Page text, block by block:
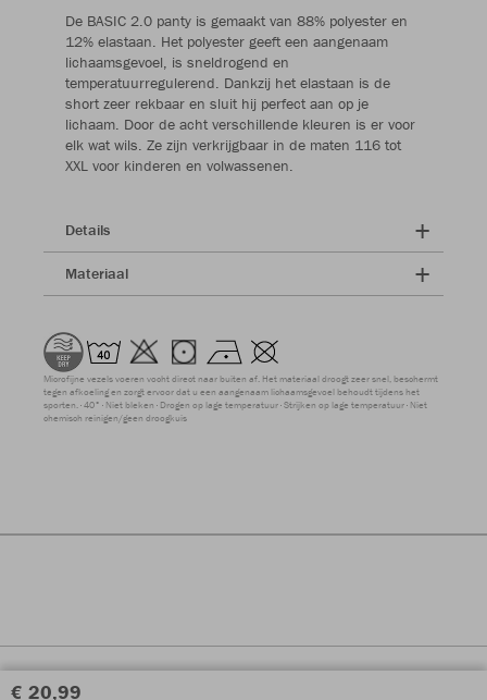
€ 20,99
De BASIC 2.0 panty is gemaakt van 88% polyester en
12% elastaan. Het polyester geeft een aangenaam
lichaamsgevoel, is sneldrogend en
temperatuurregulerend. Dankzij het elastaan is de
short zeer rekbaar en sluit hij perfect aan op je
lichaam. Door de acht verschillende kleuren is er voor
elk wat wils. Ze zijn verkrijgbaar in de maten 116 tot
XXL voor kinderen en volwassenen.
Details
Materiaal
Microfijne vezels voeren vocht direct naar buiten af. Het materiaal droogt zeer snel, beschermt
tegen afkoeling en zorgt ervoor dat u een aangenaam lichaamsgevoel behoudt tijdens het
sporten. 40° Niet bleken Drogen op lage temperatuur Strijken op lage temperatuur Niet
chemisch reinigen/geen droogkuis